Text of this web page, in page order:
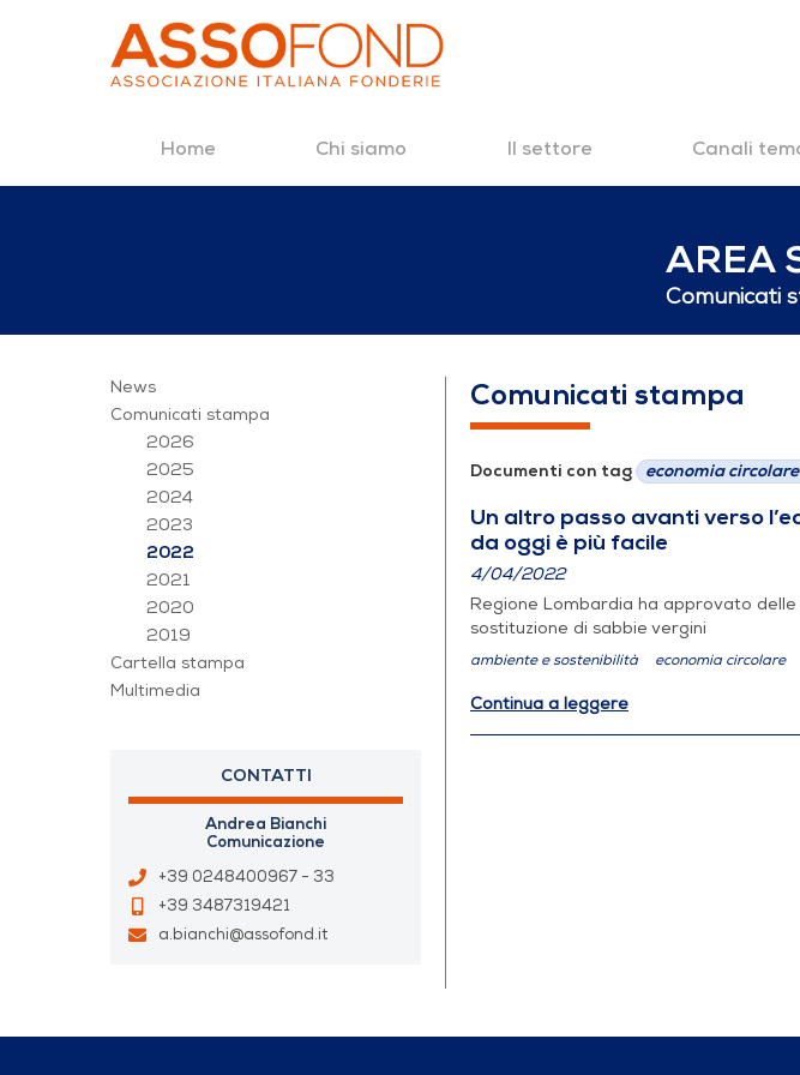
Home Chi siamo Il settore Canali
AREA
Comunicati
2022
News
Comunicati stampa
2026
2025
2024
2023
2022
2021
2020
2019
Cartella stampa
Multimedia
CONTATTI
Andrea Bianchi
Comunicazione
+39 0248400967 - 33
+39 3487319421
a.bianchi@assofond.it
Comunicati stampa
Documenti con tag economia circolare
Un altro passo avanti verso
da oggi è più facile
4/04/2022
Regione Lombardia ha approvato
sostituzione di sabbie vergini
ambiente e sostenibilità economia circolare
Continua a leggere